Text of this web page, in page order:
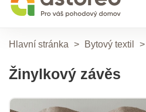
Hlavní stránka > Bytový textil >
Žinylkový závěs